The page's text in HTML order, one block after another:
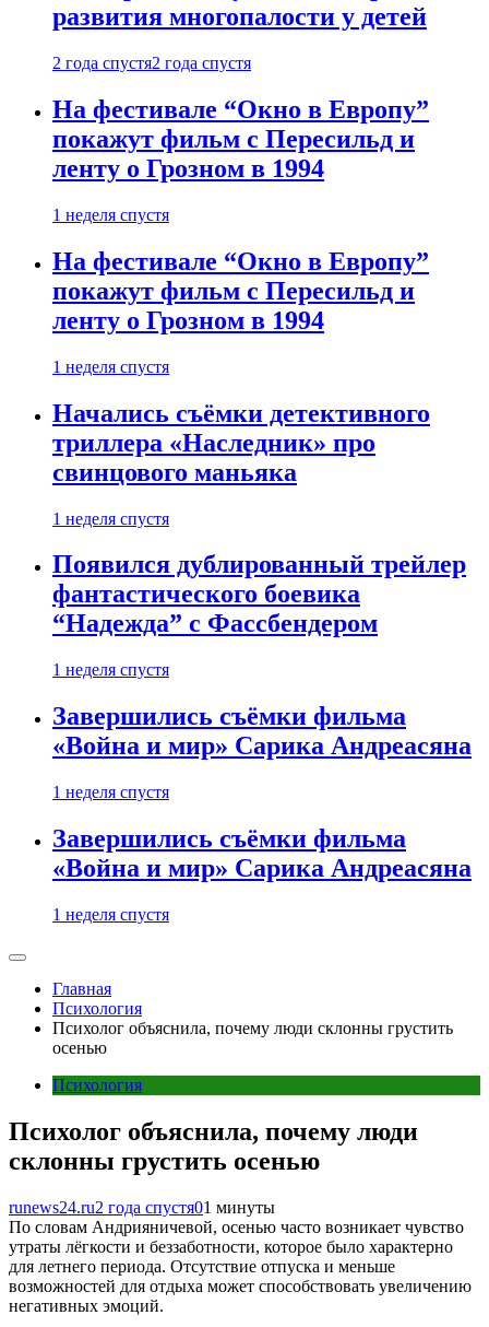
развития многопалости у детей
2 года спустя2 года спустя
На фестивале “Окно в Европу”
покажут фильм с Пересильд и
ленту о Грозном в 1994
1 неделя спустя
На фестивале “Окно в Европу”
покажут фильм с Пересильд и
ленту о Грозном в 1994
1 неделя спустя
Начались съёмки детективного
триллера «Наследник» про
свинцового маньяка
1 неделя спустя
Появился дублированный трейлер
фантастического боевика
“Надежда” с Фассбендером
1 неделя спустя
Завершились съёмки фильма
«Война и мир» Сарика Андреасяна
1 неделя спустя
Завершились съёмки фильма
«Война и мир» Сарика Андреасяна
1 неделя спустя
Главная
Психология
Психолог объяснила, почему люди склонны грустить
осенью
Психология
Психолог объяснила, почему люди
склонны грустить осенью
runews24.ru2 года спустя01 минуты
По словам Андрияничевой, осенью часто возникает чувство
утраты лёгкости и беззаботности, которое было характерно
для летнего периода. Отсутствие отпуска и меньше
возможностей для отдыха может способствовать увеличению
негативных эмоций.